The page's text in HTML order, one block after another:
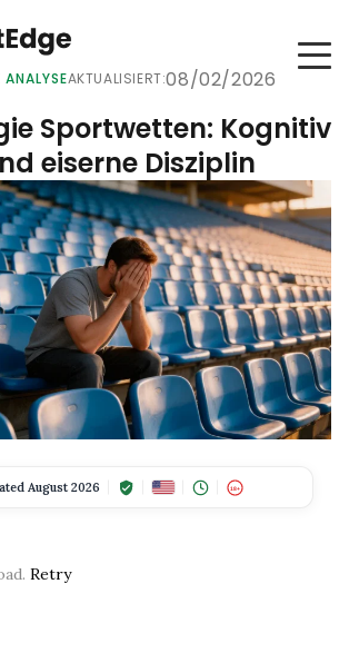
AKTUALISIERT:08/02/2026
Sportwetten: Kognitiv
eiserne Disziplin
August 2026 18+
Retry